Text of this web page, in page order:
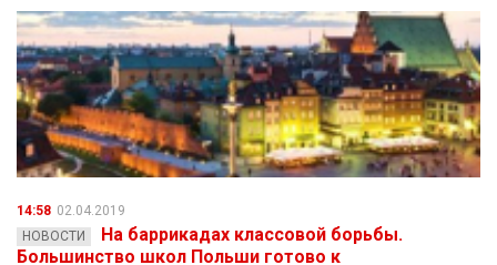
14:58 02.04.2019
НОВОСТИ
На баррикадах классовой борьбы.
Большинство школ Польши готово к